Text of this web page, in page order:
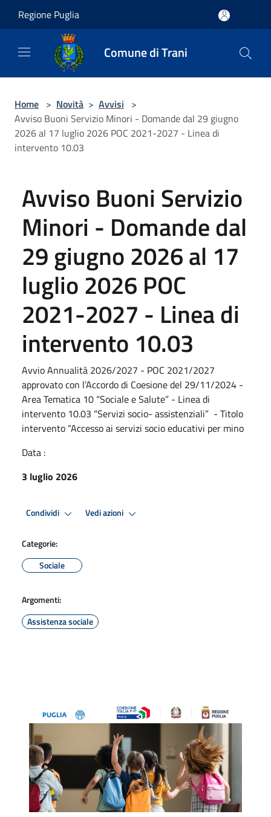
Regione Puglia
Comune di Trani
Home > Novità > Avvisi >
Avviso Buoni Servizio Minori - Domande dal 29 giugno
2026 al 17 luglio 2026 POC 2021-2027 - Linea di
intervento 10.03
Avviso Buoni Servizio
Minori - Domande dal
29 giugno 2026 al 17
luglio 2026 POC
2021-2027 - Linea di
intervento 10.03
Avvio Annualità 2026/2027 - POC 2021/2027
approvato con l’Accordo di Coesione del 29/11/2024 -
Area Tematica 10 “Sociale e Salute” - Linea di
intervento 10.03 “Servizi socio- assistenziali” - Titolo
intervento “Accesso ai servizi socio educativi per mino
Data :
3 luglio 2026
Condividi Vedi azioni
Categorie:
Sociale
Argomenti:
Assistenza sociale